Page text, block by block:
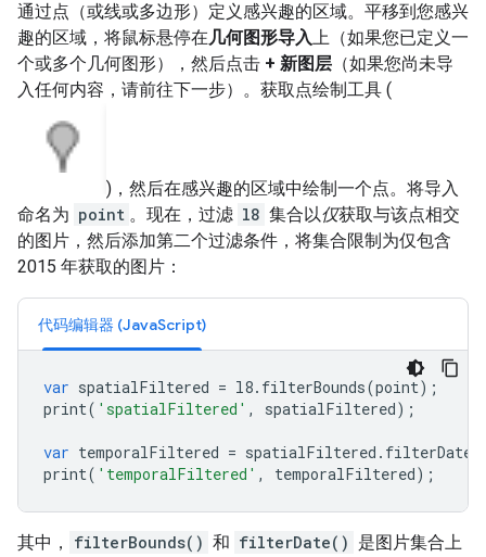
通过点（或线或多边形）定义感兴趣的区域。平移到您感兴
趣的区域，将鼠标悬停在几何图形导入上（如果您已定义一
个或多个几何图形），然后点击 + 新图层 （如果您尚未导
入任何内容，请前往下一步）。获取点绘制工具 (
)，然后在感兴趣的区域中绘制一个点。将导入
命名为 point 。现在，过滤 l8 集合以仅获取与该点相交
的图片，然后添加第二个过滤条件，将集合限制为仅包含
2015 年获取的图片：
代码编辑器 (JavaScript)
var spatialFiltered = l8. filterBounds(point);
print( 'spatialFiltered' , spatialFiltered);
var temporalFiltered = spatialFiltered . filterDate
print( 'temporalFiltered' , temporalFiltered);
其中， filterBounds() 和 filterDate() 是图片集合上